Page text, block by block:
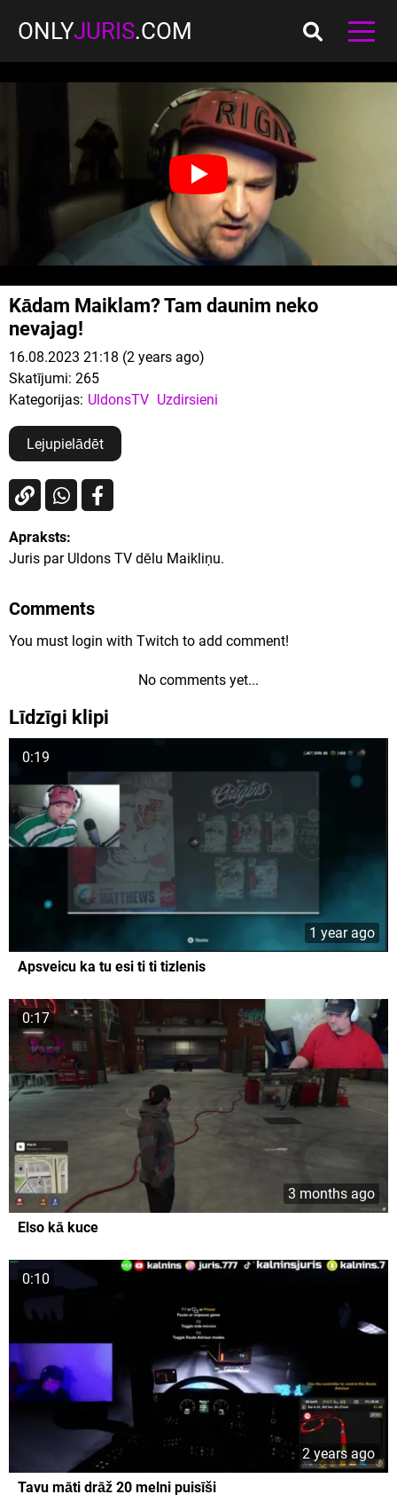
ONLYJURIS.COM
Kādam Maiklam? Tam daunim neko
nevajag!
16.08.2023 21:18 (2 years ago)
Skatījumi: 265
Kategorijas: UldonsTV Uzdirsieni
Lejupielādēt
Apraksts:
Juris par Uldons TV dēlu Maikliņu.
Comments
You must login with Twitch to add comment!
No comments yet...
Līdzīgi klipi
0:19
1 year ago
Apsveicu ka tu esi ti ti tizlenis
0:17
3 months ago
Elso kā kuce
0:10
2 years ago
Tavu māti drāž 20 melni puisīši